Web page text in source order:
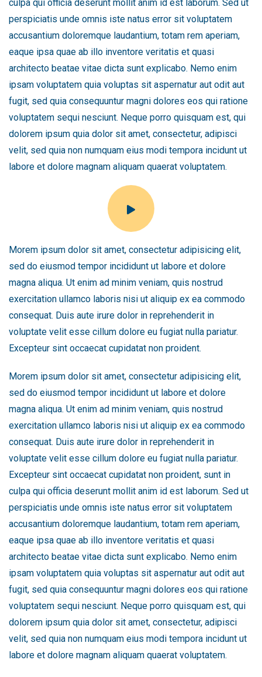
culpa qui officia deserunt mollit anim id est laborum. Sed ut
perspiciatis unde omnis iste natus error sit voluptatem
accusantium doloremque laudantium, totam rem aperiam,
eaque ipsa quae ab illo inventore veritatis et quasi
architecto beatae vitae dicta sunt explicabo. Nemo enim
ipsam voluptatem quia voluptas sit aspernatur aut odit aut
fugit, sed quia consequuntur magni dolores eos qui ratione
voluptatem sequi nesciunt. Neque porro quisquam est, qui
dolorem ipsum quia dolor sit amet, consectetur, adipisci
velit, sed quia non numquam eius modi tempora incidunt ut
labore et dolore magnam aliquam quaerat voluptatem.
Morem ipsum dolor sit amet, consectetur adipisicing elit,
sed do eiusmod tempor incididunt ut labore et dolore
magna aliqua. Ut enim ad minim veniam, quis nostrud
exercitation ullamco laboris nisi ut aliquip ex ea commodo
consequat. Duis aute irure dolor in reprehenderit in
voluptate velit esse cillum dolore eu fugiat nulla pariatur.
Excepteur sint occaecat cupidatat non proident.
Morem ipsum dolor sit amet, consectetur adipisicing elit,
sed do eiusmod tempor incididunt ut labore et dolore
magna aliqua. Ut enim ad minim veniam, quis nostrud
exercitation ullamco laboris nisi ut aliquip ex ea commodo
consequat. Duis aute irure dolor in reprehenderit in
voluptate velit esse cillum dolore eu fugiat nulla pariatur.
Excepteur sint occaecat cupidatat non proident, sunt in
culpa qui officia deserunt mollit anim id est laborum. Sed ut
perspiciatis unde omnis iste natus error sit voluptatem
accusantium doloremque laudantium, totam rem aperiam,
eaque ipsa quae ab illo inventore veritatis et quasi
architecto beatae vitae dicta sunt explicabo. Nemo enim
ipsam voluptatem quia voluptas sit aspernatur aut odit aut
fugit, sed quia consequuntur magni dolores eos qui ratione
voluptatem sequi nesciunt. Neque porro quisquam est, qui
dolorem ipsum quia dolor sit amet, consectetur, adipisci
velit, sed quia non numquam eius modi tempora incidunt ut
labore et dolore magnam aliquam quaerat voluptatem.